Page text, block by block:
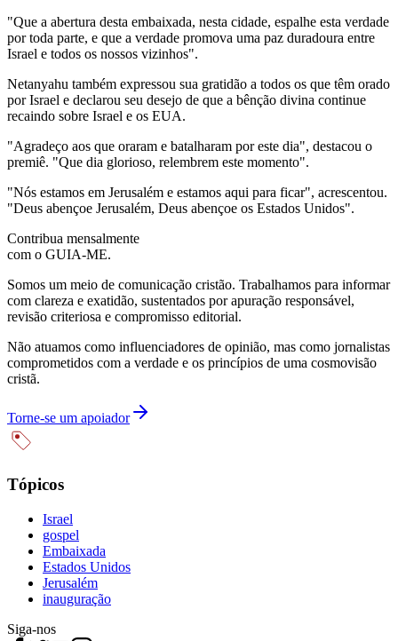
"Que a abertura desta embaixada, nesta cidade, espalhe esta verdade
por toda parte, e que a verdade promova uma paz duradoura entre
Israel e todos os nossos vizinhos".
Netanyahu também expressou sua gratidão a todos os que têm orado
por Israel e declarou seu desejo de que a bênção divina continue
recaindo sobre Israel e os EUA.
"Agradeço aos que oraram e batalharam por este dia", destacou o
premiê. "Que dia glorioso, relembrem este momento".
"Nós estamos em Jerusalém e estamos aqui para ficar", acrescentou.
"Deus abençoe Jerusalém, Deus abençoe os Estados Unidos".
Contribua mensalmente
com o GUIA-ME.
Somos um meio de comunicação cristão. Trabalhamos para informar
com clareza e exatidão, sustentados por apuração responsável,
revisão criteriosa e compromisso editorial.
Não atuamos como influenciadores de opinião, mas como jornalistas
comprometidos com a verdade e os princípios de uma cosmovisão
cristã.
Torne-se um apoiador
Tópicos
Israel
gospel
Embaixada
Estados Unidos
Jerusalém
inauguração
Siga-nos